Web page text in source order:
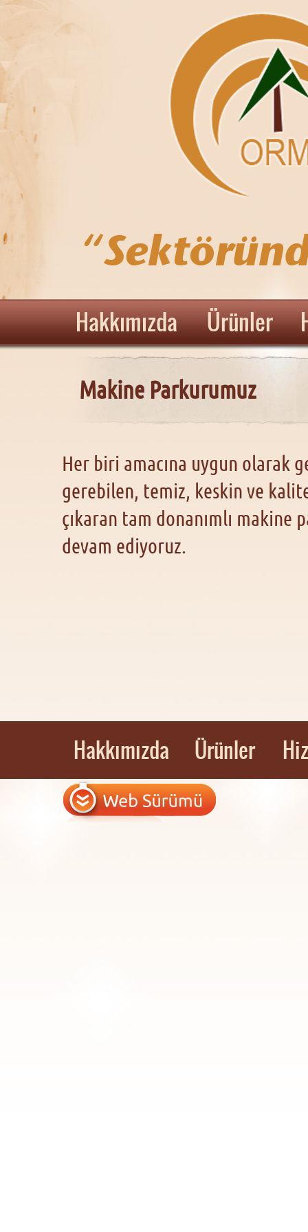
Hakkımızda Ürünler
Makine Parkurumuz
Her biri amacına uygun olarak
gerebilen, temiz, keskin ve
çıkaran tam donanımlı
devam ediyoruz.
Hakkımızda Ürünler